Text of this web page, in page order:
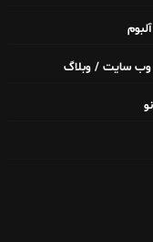
وب سایت / وبلاگ